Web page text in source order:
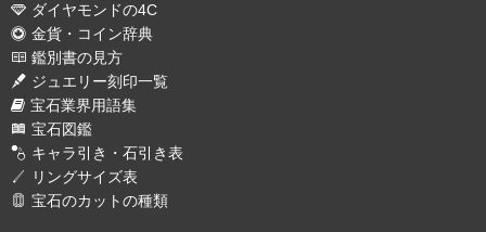
ダイヤモンドの4C
金貨・コイン辞典
鑑別書の見方
ジュエリー刻印一覧
宝石業界用語集
宝石図鑑
キャラ引き・石引き表
リングサイズ表
宝石のカットの種類